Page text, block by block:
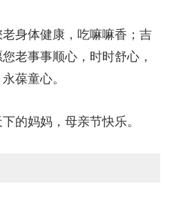
身体健康，吃嘛嘛香；吉
老事事顺心，时时舒心，
葆童心。
的妈妈，母亲节快乐。